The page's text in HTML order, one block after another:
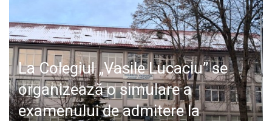
SPECIAL
POLITIC
LIFE
La Colegiul „Vasile Lucaciu” se
organizează o simulare a
examenului de admitere la